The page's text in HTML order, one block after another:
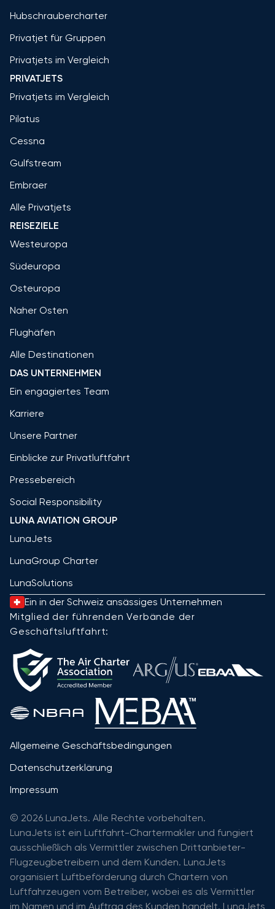
Hubschraubercharter
Privatjet für Gruppen
Privatjets im Vergleich
PRIVATJETS
Privatjets im Vergleich
Pilatus
Cessna
Gulfstream
Embraer
Alle Privatjets
REISEZIELE
Westeuropa
Südeuropa
Osteuropa
Naher Osten
Flughäfen
Alle Destinationen
DAS UNTERNEHMEN
Ein engagiertes Team
Karriere
Unsere Partner
Einblicke zur Privatluftfahrt
Pressebereich
Social Responsibility
LUNA AVIATION GROUP
LunaJets
LunaGroup Charter
LunaSolutions
Ein in der Schweiz ansässiges Unternehmen
Mitglied der führenden Verbände der
Geschäftsluftfahrt:
Allgemeine Geschäftsbedingungen
Datenschutzerklärung
Impressum
© 2026 LunaJets. Alle Rechte vorbehalten.
LunaJets ist ein Luftfahrt-Chartermakler und fungiert
ausschließlich als Vermittler zwischen Drittanbieter-
Flugzeugbetreibern und dem Kunden. LunaJets
organisiert Luftbeförderung durch Chartern von
Luftfahrzeugen vom Betreiber, wobei es als Vermittler
im Namen und im Auftrag des Kunden handelt. LunaJets